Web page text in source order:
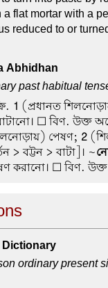
flat mortar with a
reduced to or
Abhidhan
past habitual
1 (প্রধানত
☐ বিণ. উক্ত
পেষণ; 2
> বট্টন > বাটা]। ~
করানো। ☐ বিণ. উক্ত
ordinary present